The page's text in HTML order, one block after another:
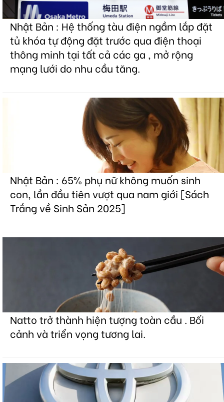
Nhật Bản : Hệ thống tàu điện ngầm lắp đặt
tủ khóa tự động đặt trước qua điện thoại
thông minh tại tất cả các ga , mở rộng
mạng lưới do nhu cầu tăng.
Nhật Bản : 65% phụ nữ không muốn sinh
con, lần đầu tiên vượt qua nam giới [Sách
Trắng về Sinh Sản 2025]
Natto trở thành hiện tượng toàn cầu . Bối
cảnh và triển vọng tương lai.